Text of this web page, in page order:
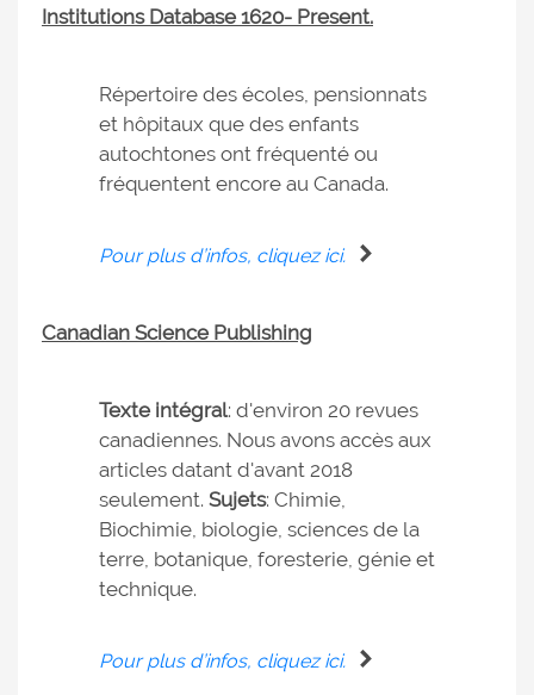
Institutions Database 1620- Present.
Répertoire des écoles, pensionnats
et hôpitaux que des enfants
autochtones ont fréquenté ou
fréquentent encore au Canada.
Pour plus d’infos, cliquez ici.
Canadian Science Publishing
Texte intégral: d'environ 20 revues
canadiennes. Nous avons accès aux
articles datant d'avant 2018
seulement. Sujets: Chimie,
Biochimie, biologie, sciences de la
terre, botanique, foresterie, génie et
technique.
Pour plus d’infos, cliquez ici.